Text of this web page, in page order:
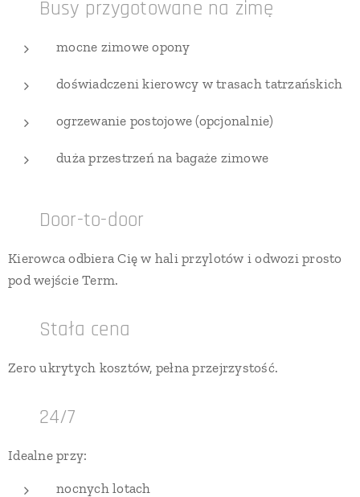
🔹 Busy przygotowane na zimę
mocne zimowe opony
doświadczeni kierowcy w trasach tatrzańskich
ogrzewanie postojowe (opcjonalnie)
duża przestrzeń na bagaże zimowe
🔹 Door-to-door
Kierowca odbiera Cię w hali przylotów i odwozi prosto
pod wejście Term.
🔹 Stała cena
Zero ukrytych kosztów, pełna przejrzystość.
🔹 24/7
Idealne przy:
nocnych lotach